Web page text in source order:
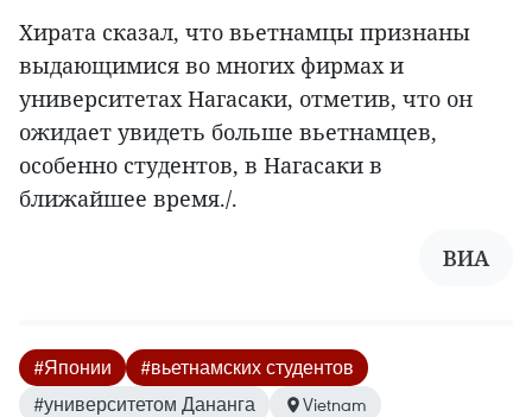
Хирата сказал, что вьетнамцы признаны
выдающимися во многих фирмах и
университетах Нагасаки, отметив, что он
ожидает увидеть больше вьетнамцев,
особенно студентов, в Нагасаки в
ближайшее время./.
ВИА
#Японии
#вьетнамских студентов
#университетом Дананга
Vietnam